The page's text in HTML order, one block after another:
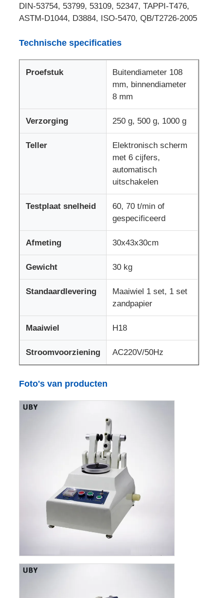
Kwaliteitscontrole
Vraag een offerte aan
Universele testmachine
Impact testmachine
rubber het testen materiaal
Gebouwmaterialen-testapparatuur
Verpakkingstestapparatuur
Testapparatuur voor kleefstoffen
Temperatuur en Vochtigheidscontrolemechanisme
hardheidsmeetapparaat
DIN-53754, 53799, 53109, 52347, TAPPI-T476,
ASTM-D1044, D3884, ISO-5470, QB/T2726-2005
Technische specificaties
Proefstuk
Buitendiameter 108
mm, binnendiameter
8 mm
Verzorging 250 g, 500 g, 1000 g
Teller
Elektronisch scherm
met 6 cijfers,
automatisch
uitschakelen
Testplaat snelheid
60, 70 t/min of
gespecificeerd
Afmeting 30x43x30cm
Gewicht 30 kg
Standaardlevering
Maaiwiel 1 set, 1 set
zandpapier
Maaiwiel H18
Stroomvoorziening AC220V/50Hz
Foto's van producten